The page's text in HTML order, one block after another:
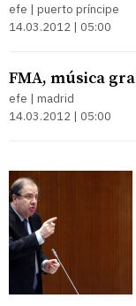
efe | puerto príncipe
14.03.2012 | 05:00
FMA, música
efe | madrid
14.03.2012 | 05:00